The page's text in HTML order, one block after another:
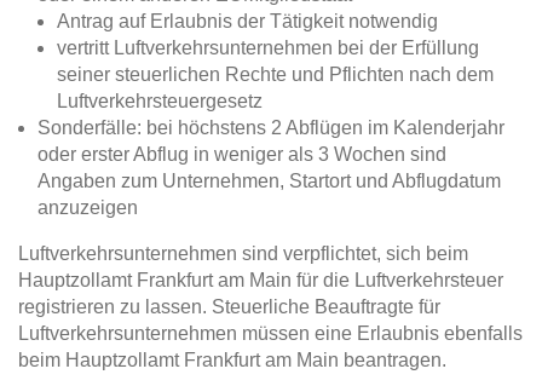
Antrag auf Erlaubnis der Tätigkeit notwendig
vertritt Luftverkehrsunternehmen bei der Erfüllung
seiner steuerlichen Rechte und Pflichten nach dem
Luftverkehrsteuergesetz
Sonderfälle: bei höchstens 2 Abflügen im Kalenderjahr
oder erster Abflug in weniger als 3 Wochen sind
Angaben zum Unternehmen, Startort und Abflugdatum
anzuzeigen
Luftverkehrsunternehmen sind verpflichtet, sich beim
Hauptzollamt Frankfurt am Main für die Luftverkehrsteuer
registrieren zu lassen. Steuerliche Beauftragte für
Luftverkehrsunternehmen müssen eine Erlaubnis ebenfalls
beim Hauptzollamt Frankfurt am Main beantragen.